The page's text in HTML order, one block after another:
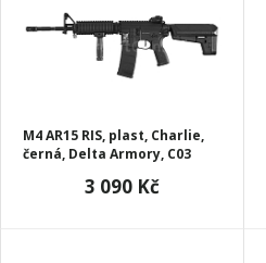
M4 AR15 RIS, plast, Charlie,
černá, Delta Armory, C03
3 090 Kč